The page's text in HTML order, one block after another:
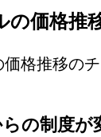
の価格推
格推移の
の制度が